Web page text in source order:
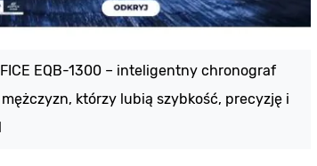
EQB-1300 – inteligentny chronograf
którzy lubią szybkość, precyzję i